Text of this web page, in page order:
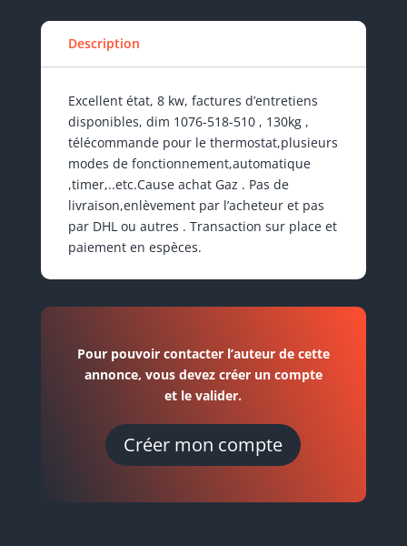
Description
Excellent état, 8 kw, factures d’entretiens
disponibles, dim 1076-518-510 , 130kg ,
télécommande pour le thermostat,plusieurs
modes de fonctionnement,automatique
,timer,..etc.Cause achat Gaz . Pas de
livraison,enlèvement par l’acheteur et pas
par DHL ou autres . Transaction sur place et
paiement en espèces.
Pour pouvoir contacter l’auteur de cette
annonce, vous devez créer un compte
et le valider.
Créer mon compte